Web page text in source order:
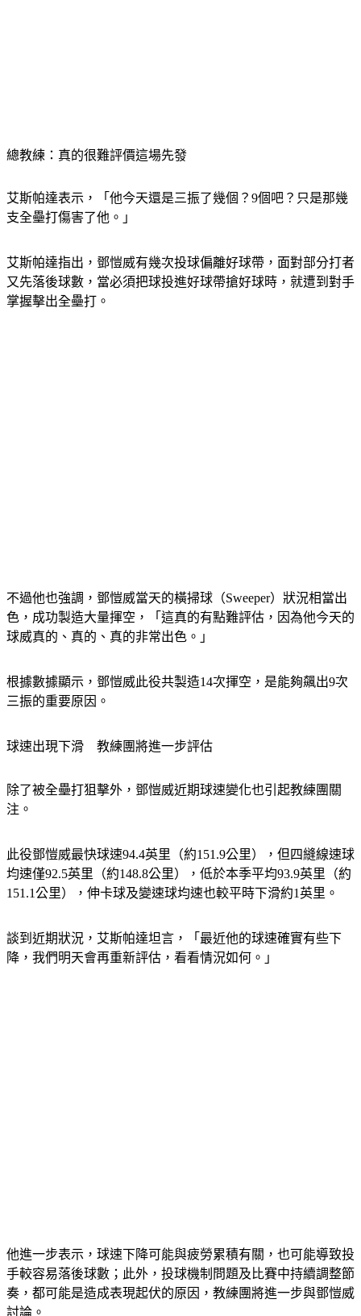
總教練：真的很難評價這場先發
艾斯帕達表示，「他今天還是三振了幾個？9個吧？只是那幾
支全壘打傷害了他。」
艾斯帕達指出，鄧愷威有幾次投球偏離好球帶，面對部分打者
又先落後球數，當必須把球投進好球帶搶好球時，就遭到對手
掌握擊出全壘打。
不過他也強調，鄧愷威當天的橫掃球（Sweeper）狀況相當出
色，成功製造大量揮空，「這真的有點難評估，因為他今天的
球威真的、真的、真的非常出色。」
根據數據顯示，鄧愷威此役共製造14次揮空，是能夠飆出9次
三振的重要原因。
球速出現下滑　教練團將進一步評估
除了被全壘打狙擊外，鄧愷威近期球速變化也引起教練團關
注。
此役鄧愷威最快球速94.4英里（約151.9公里），但四縫線速球
均速僅92.5英里（約148.8公里），低於本季平均93.9英里（約
151.1公里），伸卡球及變速球均速也較平時下滑約1英里。
談到近期狀況，艾斯帕達坦言，「最近他的球速確實有些下
降，我們明天會再重新評估，看看情況如何。」
他進一步表示，球速下降可能與疲勞累積有關，也可能導致投
手較容易落後球數；此外，投球機制問題及比賽中持續調整節
奏，都可能是造成表現起伏的原因，教練團將進一步與鄧愷威
討論。